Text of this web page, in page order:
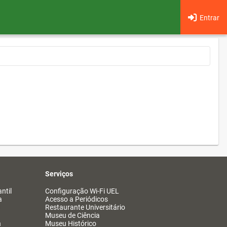
Entrar
Serviços
Configuração Wi-Fi UEL
Acesso a Periódicos
Restaurante Universitário
Museu de Ciência
Museu Histórico